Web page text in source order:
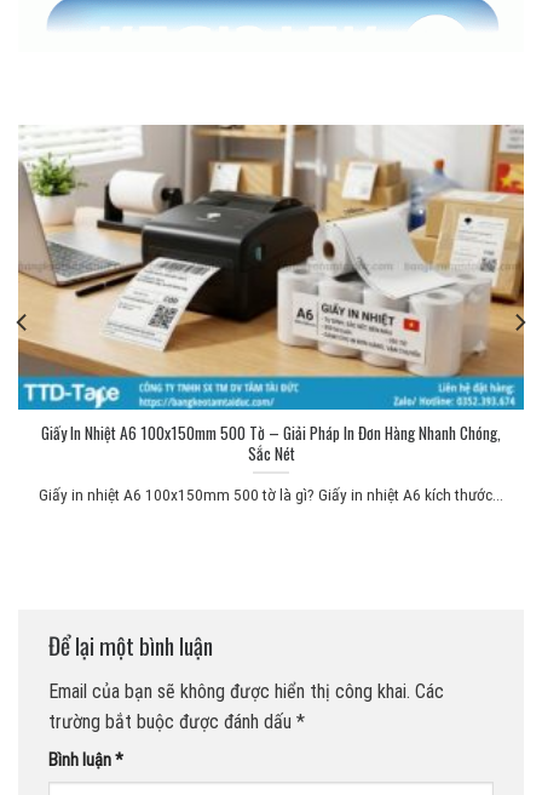
Giấy In Nhiệt A6 100x150mm 500 Tờ – Giải Pháp In Đơn Hàng Nhanh Chóng,
Sắc Nét
Giấy in nhiệt A6 100x150mm 500 tờ là gì? Giấy in nhiệt A6 kích thước...
Để lại một bình luận
Email của bạn sẽ không được hiển thị công khai. Các
trường bắt buộc được đánh dấu *
Bình luận*